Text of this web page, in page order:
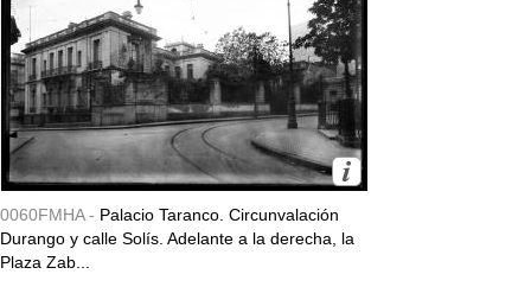
0060FMHA - Palacio Taranco. Circunvalación
Durango y calle Solís. Adelante a la derecha, la
Plaza Zab...